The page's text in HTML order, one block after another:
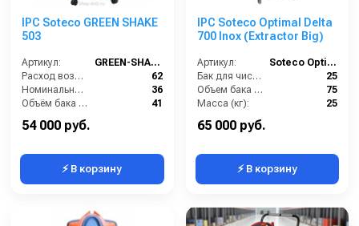
IPC Soteco GREEN SHAKE
503
Артикул:
GREEN-SHAKE503
Расход воздуха (л/сек):
62
Номинальный диаметр принадлежностей (мм):
36
Объём бака (л):
41
Разрежение / сила всасывания (мбар):
54 000 руб.
⚡ В корзину
IPC Soteco Optimal Delta
700 Inox (Extractor Big)
Артикул:
Soteco Optimal Extractor Big
Бак для чистой воды (л):
25
Объем бака (л):
75
Масса (кг):
25
Потребляемая мощность (Вт):
65 000 руб.
⚡ В корзину